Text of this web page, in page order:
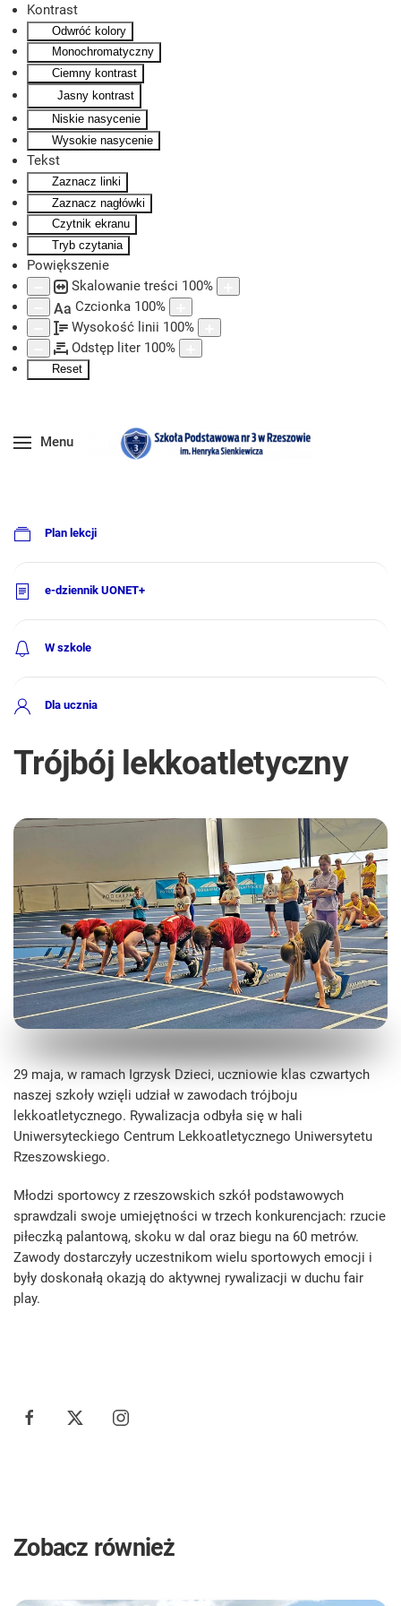
Kontrast
Odwróć kolory
Monochromatyczny
Ciemny kontrast
Jasny kontrast
Niskie nasycenie
Wysokie nasycenie
Tekst
Zaznacz linki
Zaznacz nagłówki
Czytnik ekranu
Tryb czytania
Powiększenie
Skalowanie treści 100%
Aa Czcionka 100%
Wysokość linii 100%
Odstęp liter 100%
Reset
Skip to main content
Menu
Plan lekcji
e-dziennik UONET+
W szkole
Dla ucznia
Trójbój lekkoatletyczny
29 maja, w ramach Igrzysk Dzieci, uczniowie klas czwartych
naszej szkoły wzięli udział w zawodach trójboju
lekkoatletycznego. Rywalizacja odbyła się w hali
Uniwersyteckiego Centrum Lekkoatletycznego Uniwersytetu
Rzeszowskiego.
Młodzi sportowcy z rzeszowskich szkół podstawowych
sprawdzali swoje umiejętności w trzech konkurencjach: rzucie
piłeczką palantową, skoku w dal oraz biegu na 60 metrów.
Zawody dostarczyły uczestnikom wielu sportowych emocji i
były doskonałą okazją do aktywnej rywalizacji w duchu fair
play.
Zobacz również